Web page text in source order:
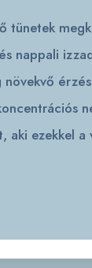
tünetek
nappali
aki ezekkel